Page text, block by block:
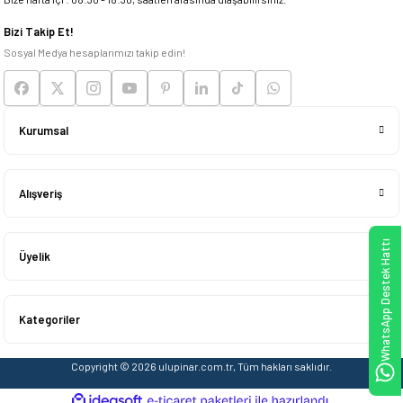
Deneyimini Paylaş
Bizi Takip Et!
Sosyal Medya hesaplarımızı takip edin!
Kurumsal
Alışveriş
Üyelik
Kategoriler
Copyright © 2026 ulupinar.com.tr, Tüm hakları saklıdır.
WhatsApp Destek Hattı
ideasoft e-